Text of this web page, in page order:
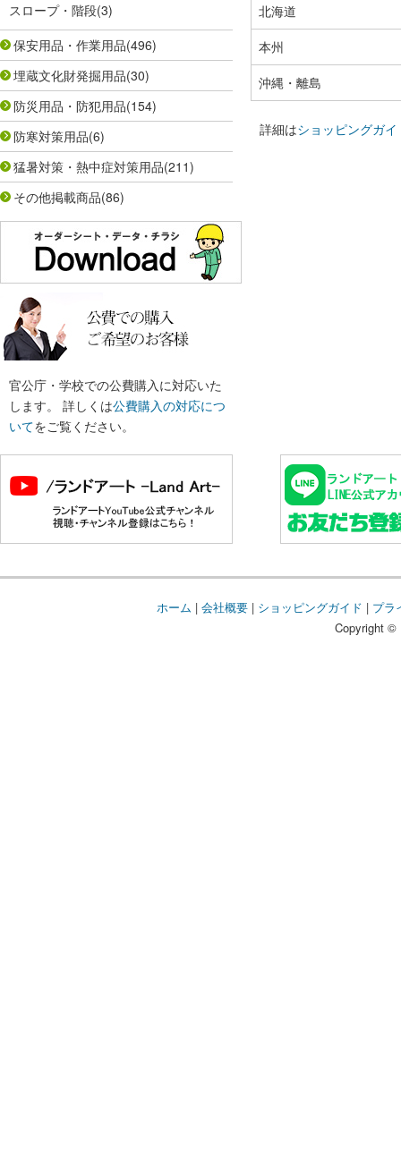
スロープ・階段(3)
保安用品・作業用品(496)
埋蔵文化財発掘用品(30)
防災用品・防犯用品(154)
防寒対策用品(6)
猛暑対策・熱中症対策用品(211)
その他掲載商品(86)
官公庁・学校での公費購入に対応いた
します。 詳しくは公費購入の対応につ
いてをご覧ください。
北海道
本州
沖縄・離島
詳細はショッピングガイ
ホーム | 会社概要| ショッピングガイド | プラ
Copyright ©